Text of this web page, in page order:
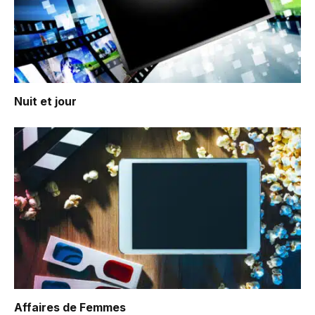
Nuit et jour
Affaires de Femmes